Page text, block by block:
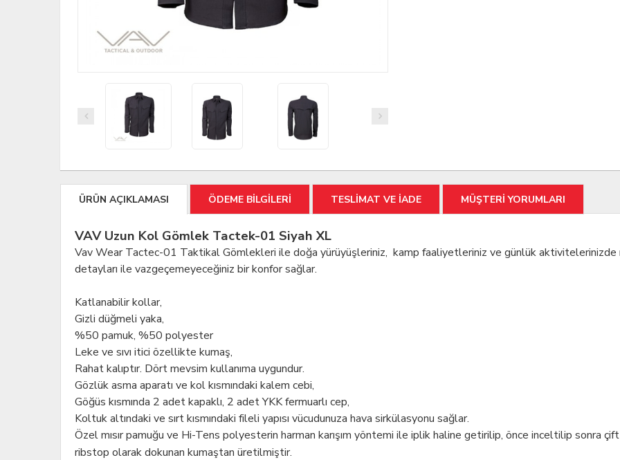
ÜRÜN AÇIKLAMASI ÖDEME BİLGİLERİ TESLİMAT VE İADE MÜŞTERİ YORUMLARI
VAV Uzun Kol Gömlek Tactek-01 Siyah XL
Vav Wear Tactec-01 Taktikal Gömlekleri ile doğa yürüyüşleriniz, kamp faaliyetleriniz ve günlük aktivitelerinizde
detayları ile vazgeçemeyeceğiniz bir konfor sağlar.
Katlanabilir kollar,
Gizli düğmeli yaka,
%50 pamuk, %50 polyester
Leke ve sıvı itici özellikte kumaş,
Rahat kalıptır. Dört mevsim kullanıma uygundur.
Gözlük asma aparatı ve kol kısmındaki kalem cebi,
Göğüs kısmında 2 adet kapaklı, 2 adet YKK fermuarlı cep,
Koltuk altındaki ve sırt kısmındaki fileli yapısı vücudunuza hava sirkülasyonu sağlar.
Özel mısır pamuğu ve Hi-Tens polyesterin harman karışım yöntemi ile iplik haline getirilip, önce inceltilip sonra
ribstop olarak dokunan kumaştan üretilmiştir.